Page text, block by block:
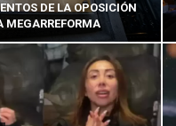
DE LA OPOSICIÓN
MEGARREFORMA